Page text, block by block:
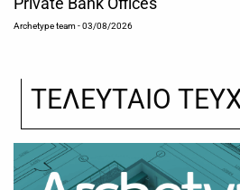
Archetype team- 03/08/2026
ΤΕΛΕΥΤΑΙΟ